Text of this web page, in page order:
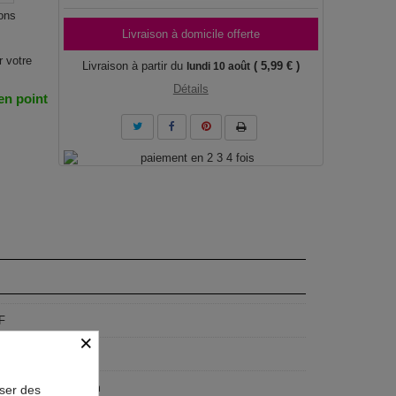
votre
point
Livraison à domicile offerte
Livraison à partir du lundi 10 août ( 5,99 € )
Détails
cm, 225x90 cm
×
des